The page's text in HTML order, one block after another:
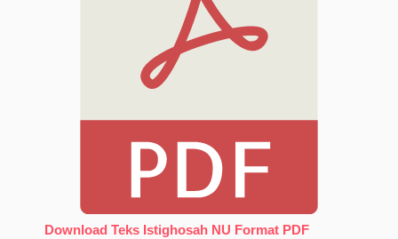
Download Teks Istighosah NU Format PDF